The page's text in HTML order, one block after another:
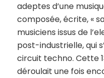
adeptes d’une
composée, écrite, «
musiciens issus de
post-industrielle, qui
circuit techno. Cette
déroulait une fois